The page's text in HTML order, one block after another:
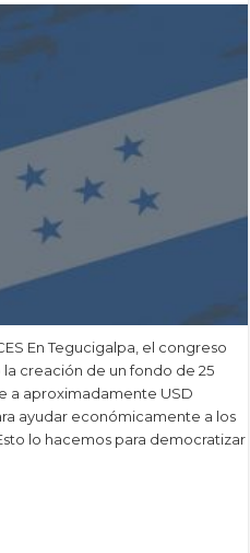
En Tegucigalpa, el congreso
creación de un fondo de 25
a aproximadamente USD
ayudar económicamente a los
lo hacemos para democratizar